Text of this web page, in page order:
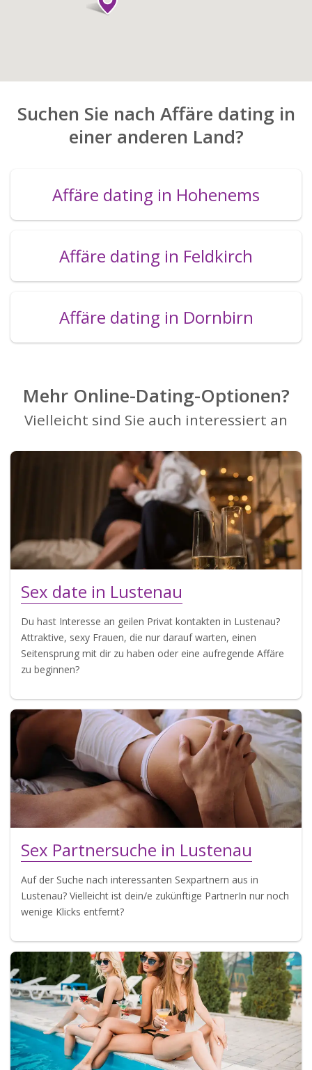
Suchen Sie nach Affäre dating in
einer anderen Land?
Affäre dating in Hohenems
Affäre dating in Feldkirch
Affäre dating in Dornbirn
Mehr Online-Dating-Optionen?
Vielleicht sind Sie auch interessiert an
Sex date in Lustenau
Du hast Interesse an geilen Privat kontakten in Lustenau?
Attraktive, sexy Frauen, die nur darauf warten, einen
Seitensprung mit dir zu haben oder eine aufregende Affäre
zu beginnen?
Sex Partnersuche in Lustenau
Auf der Suche nach interessanten Sexpartnern aus in
Lustenau? Vielleicht ist dein/e zukünftige PartnerIn nur noch
wenige Klicks entfernt?